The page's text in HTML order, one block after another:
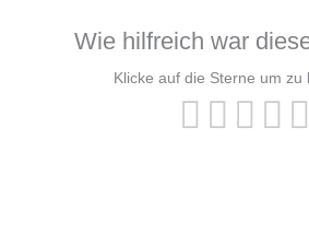
Wie hilfreich war
Klicke auf die Sterne um zu